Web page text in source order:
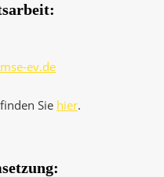
ev.de
Sie hier.